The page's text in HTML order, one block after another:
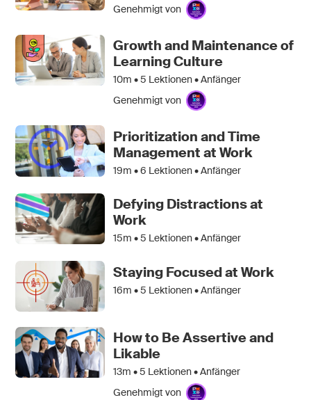
Genehmigt von
Growth and Maintenance of
Learning Culture
10m •5 Lektionen • Anfänger
Genehmigt von
Prioritization and Time
Management at Work
19m •6 Lektionen • Anfänger
Defying Distractions at
Work
15m •5 Lektionen • Anfänger
Staying Focused at Work
16m •5 Lektionen • Anfänger
How to Be Assertive and
Likable
13m •5 Lektionen • Anfänger
Genehmigt von